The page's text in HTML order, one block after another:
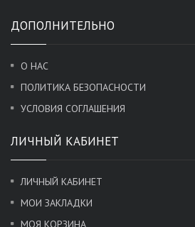
ДОПОЛНИТЕЛЬНО
О НАС
ПОЛИТИКА БЕЗОПАСНОСТИ
УСЛОВИЯ СОГЛАШЕНИЯ
ЛИЧНЫЙ КАБИНЕТ
ЛИЧНЫЙ КАБИНЕТ
МОИ ЗАКЛАДКИ
МОЯ КОРЗИНА